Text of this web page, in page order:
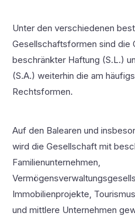
Unter den verschiedenen
Gesellschaftsformen sind die
beschränkter Haftung (S.L.)
(S.A.) weiterhin die am
Rechtsformen.
Auf den Balearen und
wird die Gesellschaft mit
Familienunternehmen,
Immobilienprojekte,
und mittlere Unternehmen